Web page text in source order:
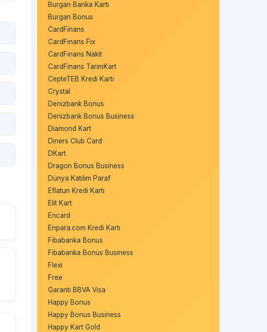
Burgan Banka Kartı
Burgan Bonus
CardFinans
CardFinans Fix
CardFinans Nakit
CardFinans TarımKart
CepteTEB Kredi Kartı
Crystal
Denizbank Bonus
Denizbank Bonus Business
Diamond Kart
Diners Club Card
DKart
Dragon Bonus Business
Dünya Katılım Paraf
Eflatun Kredi Kartı
Elit Kart
Encard
Enpara.com Kredi Kartı
Fibabanka Bonus
Fibabanka Bonus Business
Flexi
Free
Garanti BBVA Visa
Happy Bonus
Happy Bonus Business
Happy Kart Gold